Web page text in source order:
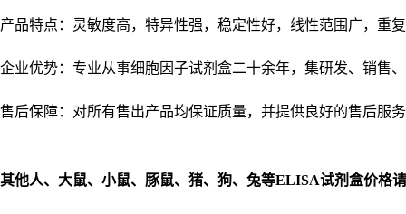
产品特点：灵敏度高，特异性强，稳定性好，线性范围广，重
企业优势：专业从事细胞因子试剂盒二十余年，集研发、销售
售后保障：对所有售出产品均保证质量，并提供良好的售后服
其他人、大鼠、小鼠、豚鼠、猪、狗、兔等ELISA试剂盒价格